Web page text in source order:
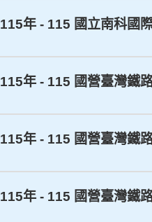
115年 - 115 國立南科國
115年 - 115 國營臺灣鐵
115年 - 115 國營臺灣鐵
115年 - 115 國營臺灣鐵